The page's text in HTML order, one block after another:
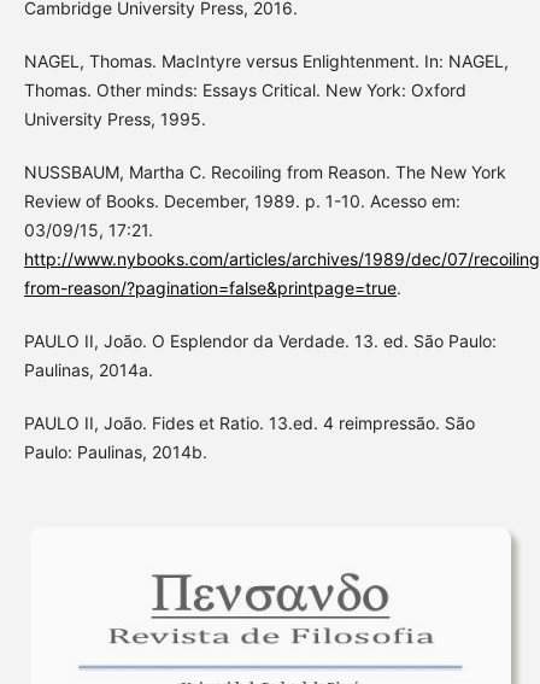
Cambridge University Press, 2016.
NAGEL, Thomas. MacIntyre versus Enlightenment. In: NAGEL,
Thomas. Other minds: Essays Critical. New York: Oxford
University Press, 1995.
NUSSBAUM, Martha C. Recoiling from Reason. The New York
Review of Books. December, 1989. p. 1-10. Acesso em:
03/09/15, 17:21.
http://www.nybooks.com/articles/archives/1989/dec/07/
from-reason/?pagination=false&printpage=true.
PAULO II, João. O Esplendor da Verdade. 13. ed. São Paulo:
Paulinas, 2014a.
PAULO II, João. Fides et Ratio. 13.ed. 4 reimpressão. São
Paulo: Paulinas, 2014b.